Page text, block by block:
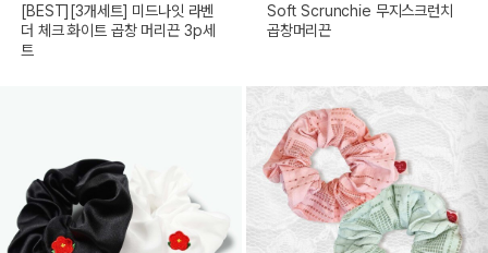
[BEST][3개세트] 미드나잇 라벤
더 체크 화이트 곱창 머리끈 3p세
트
Soft Scrunchie 무지스크런치
곱창머리끈